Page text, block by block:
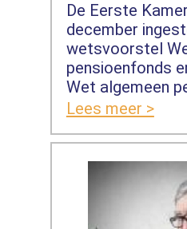
De Eerste
december
wetsvoorstel
pensioenfonds
Wet algemeen
Lees meer >